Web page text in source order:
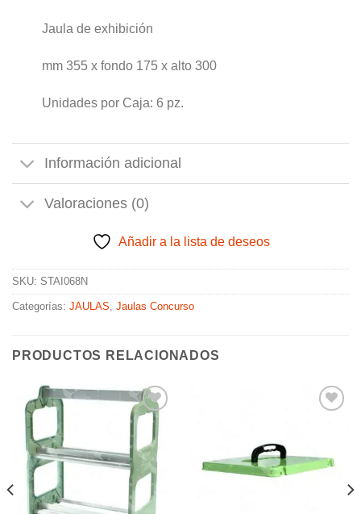
Jaula de exhibición
mm 355 x fondo 175 x alto 300
Unidades por Caja: 6 pz.
Información adicional
Valoraciones (0)
Añadir a la lista de deseos
SKU: STAI068N
Categorías: JAULAS Jaulas Concurso
PRODUCTOS RELACIONADOS
Añadir
a la
lista de
deseos
a la
lista de